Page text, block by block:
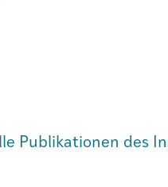
Publikationen des